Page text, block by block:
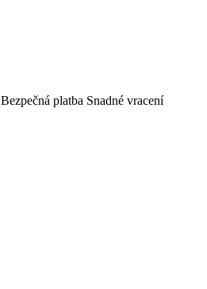
Bezpečná platba Snadné vracení